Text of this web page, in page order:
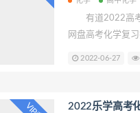
有道2022高考
网盘高考化学复
之工业实验的变
2022-06-27
2022乐学高考